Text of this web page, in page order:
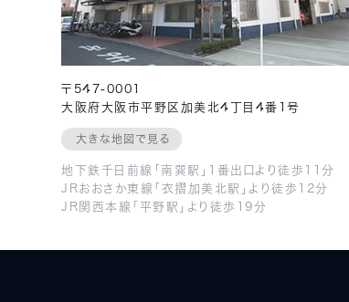
〒547-0001
大阪府大阪市平野区加美北4丁目4番1号
大きな地図で見る
地下鉄千日前線「南巽駅」1番出口より徒歩11分
JRおおさか東線「衣摺加美北駅」より徒歩12分
JR関西本線「平野駅」より徒歩19分